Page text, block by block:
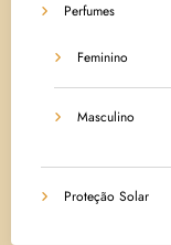
Perfumes
Feminino
Masculino
Proteção Solar